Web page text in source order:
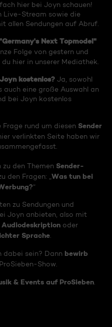
hier bei Joyn schauen!
Live-Stream sowie die
allen Sendungen auf Abruf.
Next Topmodel"
Folge von gestern und
hier in unserer Mediathek.
kostenlos? Ja, sowohl
auch eine große Auswahl an
bei Joyn kostenlos
rund um diesen Sender
verlinkten Seite haben wir
den Themen Sender-
den Fragen: „ Was tun bei
“
zu Sendungen und
Joyn anbieten, also mit
Audiodeskription oder
Sprache
dabei sein? Dann bewirb
Show.
& Events auf ProSieben